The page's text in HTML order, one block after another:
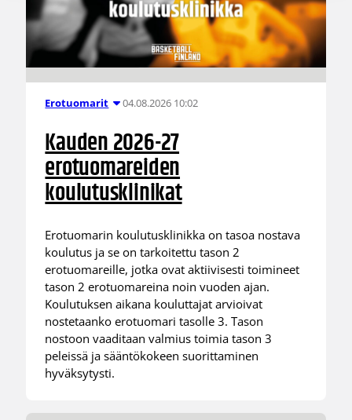
Erotuomarit 04.08.2026 10:02
Kauden 2026-27
erotuomareiden
koulutusklinikat
Erotuomarin koulutusklinikka on tasoa nostava
koulutus ja se on tarkoitettu tason 2
erotuomareille, jotka ovat aktiivisesti toimineet
tason 2 erotuomareina noin vuoden ajan.
Koulutuksen aikana kouluttajat arvioivat
nostetaanko erotuomari tasolle 3. Tason
nostoon vaaditaan valmius toimia tason 3
peleissä ja sääntökokeen suorittaminen
hyväksytysti.